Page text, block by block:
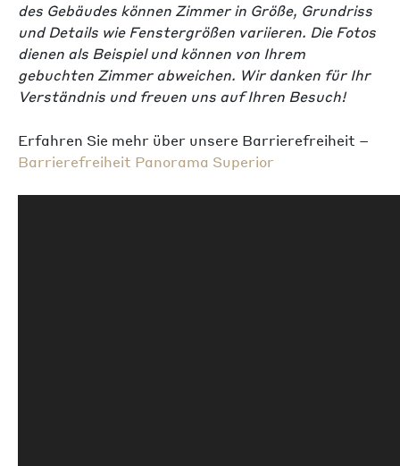
des Gebäudes können Zimmer in Größe, Grundriss
und Details wie Fenstergrößen variieren. Die Fotos
dienen als Beispiel und können von Ihrem
gebuchten Zimmer abweichen. Wir danken für Ihr
Verständnis und freuen uns auf Ihren Besuch!
Erfahren Sie mehr über unsere Barrierefreiheit –
Barrierefreiheit Panorama Superior